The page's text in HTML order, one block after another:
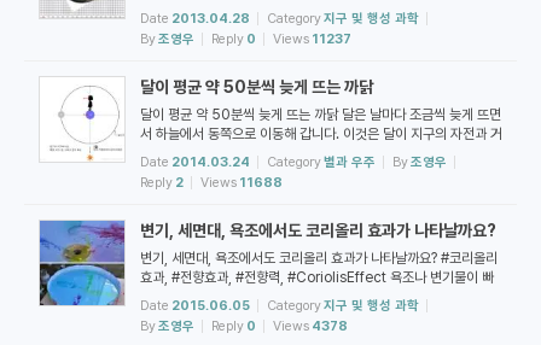
이 애니메이션은 전향 효과가 어떻게 발생하는지 이해하는 데 도움
을 주기 위하여 제작한 모형입니다. 실제 운동과 차이가 있을 수 있
으며, 여러 조건을 단순화하였다는 점을 주의하시기 바랍니다. 특히,
지 않았습니다. 지구의 북반구 표면에서 각 지점으로 발사된 물체가
애초 의도한 목적지의 오른쪽으로 편향하여 도달한다는 점을 쉽게
...
Date 2013.04.28 Category지구 및 행성 과학
By조영우 Reply 0 Views 11237
달이 평균 약 50분씩 늦게 뜨는 까닭
달이 평균 약 50분씩 늦게 뜨는 까닭 달은 날마다 조금씩 늦게 뜨면
서 하늘에서 동쪽으로 이동해 갑니다. 이것은 달이 지구의 자전과 거
의 같은 방향으로 공전하기 때문입니다. 그렇다면 달이 뜨는 시각은
어떻게 하여 하루에 평균 약 50분씩 늦어지는 것일까요? 아래 <그
림 1>은 천구의 북극에서 내려다 본 태양, 지구, 달, 그리고 달의 궤
에 주의하세요. 게다가 달이 지구 둘레를 일정한 속력으로 원운동한
다고 가정하겠습니다.) 그림 1. 1일 자정. 지구의 어느 지점에 ...
Date 2014.03.24 Category별과 우주 By조영우
Reply 2 Views 11688
변기, 세면대, 욕조에서도 코리올리 효과가 나타날까요?
변기, 세면대, 욕조에서도 코리올리 효과가 나타날까요? #코리올리
효과, #전향효과, #전향력, #CoriolisEffect 욕조나 변기물이 빠
질 때 나타나는 물의 회전을 코리올리 효과와 연관시킬 수 있을까
요? 아니면, 이렇게 작은 규모에서는 코리올리 효과를 관찰하는 것
이 어려울까요? 아메리카 대륙의 적도를 지나는 나라인 에쿠아도르
Date 2015.06.05 Category지구 및 행성 과학
By조영우 Reply 0 Views 4378